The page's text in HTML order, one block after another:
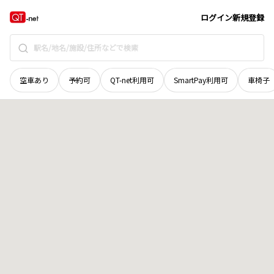
ログイン新規登録
空車あり 予約可 QT-net利用可 SmartPay利用可 車椅子
香川県